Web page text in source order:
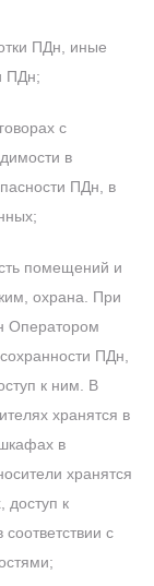
ПДн, иные
ПДн;
с
в
ПДн, в
помещений и
охрана. При
Оператором
ПДн,
к ним. В
хранятся в
в
хранятся
к
с